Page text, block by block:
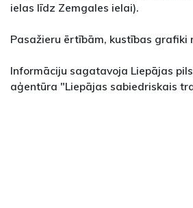
ielas līdz Zemgales ielai).
Pasažieru ērtībām, kustības grafiki
Informāciju sagatavoja Liepājas
aģentūra "Liepājas sabiedriskais